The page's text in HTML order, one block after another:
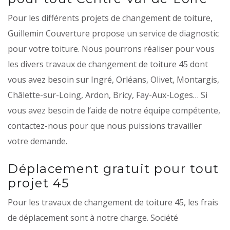
Pour les différents projets de changement de toiture,
Guillemin Couverture propose un service de diagnostic
pour votre toiture. Nous pourrons réaliser pour vous
les divers travaux de changement de toiture 45 dont
vous avez besoin sur Ingré, Orléans, Olivet, Montargis,
Châlette-sur-Loing, Ardon, Bricy, Fay-Aux-Loges… Si
vous avez besoin de l’aide de notre équipe compétente,
contactez-nous pour que nous puissions travailler
votre demande.
Déplacement gratuit pour tout
projet 45
Pour les travaux de changement de toiture 45, les frais
de déplacement sont à notre charge. Société